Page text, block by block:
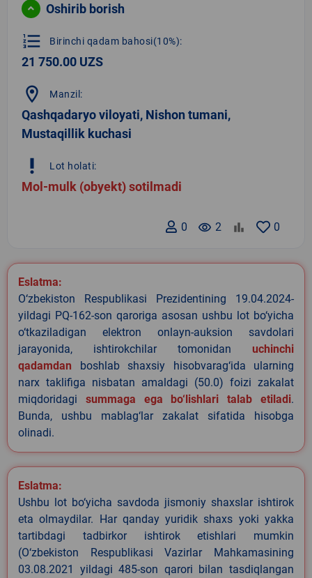
Oshirib borish
format_list_numbered Birinchi qadam bahosi(10%):
21 750.00 UZS
location_on Manzil:
Qashqadaryo viloyati, Nishon tumani,
Mustaqillik kuchasi
priority_high Lot holati:
Mol-mulk (obyekt) sotilmadi
0
remove_red_eye 2
0
Eslatma:
O‘zbekiston Respublikasi Prezidentining 19.04.2024-
yildagi PQ-162-son qaroriga asosan ushbu lot bo‘yicha
o‘tkaziladigan elektron onlayn-auksion savdolari
jarayonida, ishtirokchilar tomonidan uchinchi
qadamdan boshlab shaxsiy hisobvarag‘ida ularning
narx taklifiga nisbatan amaldagi (50.0) foizi zakalat
miqdoridagi summaga ega bo‘lishlari talab etiladi.
Bunda, ushbu mablag‘lar zakalat sifatida hisobga
olinadi.
Eslatma:
Ushbu lot bo‘yicha savdoda jismoniy shaxslar ishtirok
eta olmaydilar. Har qanday yuridik shaxs yoki yakka
tartibdagi tadbirkor ishtirok etishlari mumkin
(O‘zbekiston Respublikasi Vazirlar Mahkamasining
03.08.2021 yildagi 485-son qarori bilan tasdiqlangan